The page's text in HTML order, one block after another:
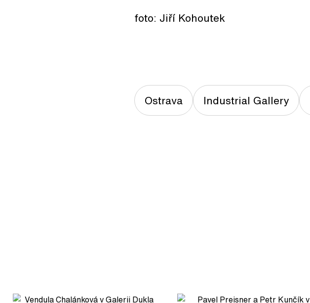
foto: Jiří Kohoutek
Ostrava Industrial Gallery